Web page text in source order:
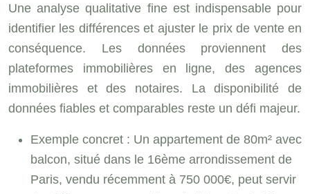
Une analyse qualitative fine est indispensable pour
identifier les différences et ajuster le prix de vente en
conséquence. Les données proviennent des
plateformes immobilières en ligne, des agences
immobilières et des notaires. La disponibilité de
données fiables et comparables reste un défi majeur.
Exemple concret : Un appartement de 80m² avec
balcon, situé dans le 16ème arrondissement de
Paris, vendu récemment à 750 000€, peut servir